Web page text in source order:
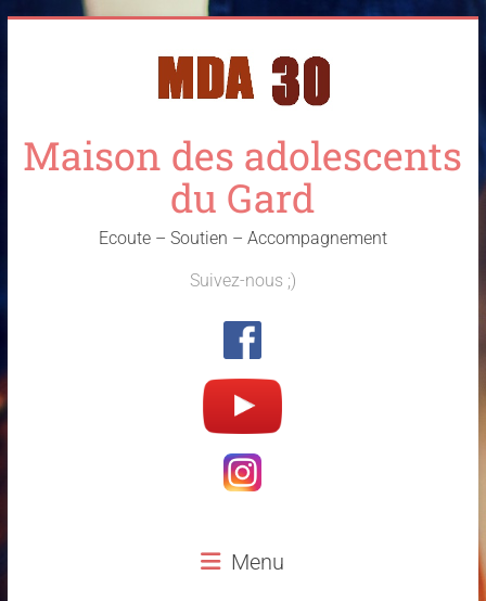
Maison des adolescents
du Gard
Ecoute – Soutien – Accompagnement
Suivez-nous ;)
Menu